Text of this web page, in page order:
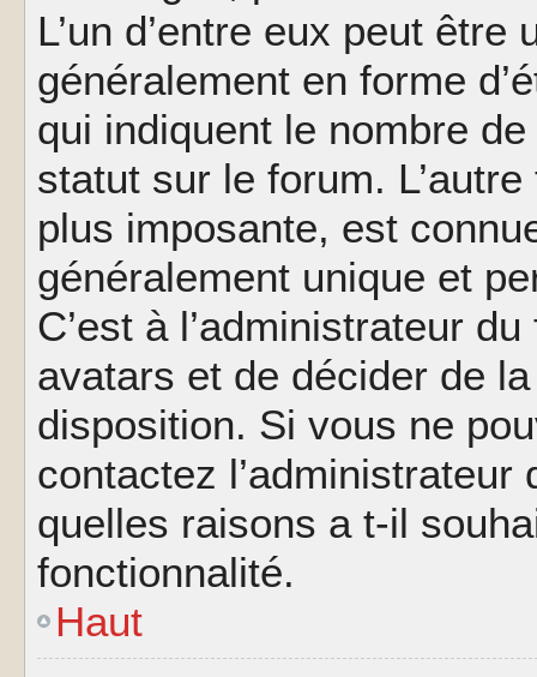
L’un d’entre eux peut
généralement en forme
qui indiquent le nombre
statut sur le forum.
plus imposante, est
généralement unique et
C’est à l’administrateur
avatars et de décider de
disposition. Si vous ne
contactez
quelles raisons a t-il
fonctionnalité.
Haut